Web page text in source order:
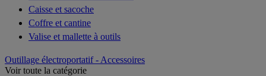
Caisse et sacoche
Coffre et cantine
Valise et mallette à outils
Outillage électroportatif - Accessoires
Voir toute la catégorie